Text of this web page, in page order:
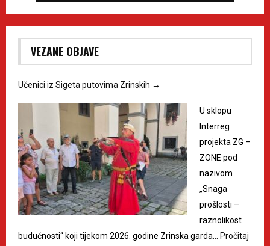
VEZANE OBJAVE
Učenici iz Sigeta putovima Zrinskih →
U sklopu
Interreg
projekta ZG –
ZONE pod
nazivom
„Snaga
prošlosti –
raznolikost
budućnosti“ koji tijekom 2026. godine Zrinska garda…
Pročitaj